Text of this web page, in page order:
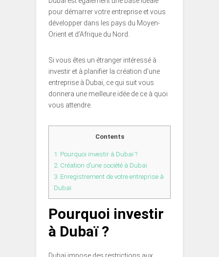
pour démarrer votre entreprise et vous
développer dans les pays du Moyen-
Orient et d’Afrique du Nord.
Si vous êtes un étranger intéressé à
investir et à planifier la création d’une
entreprise à Dubaï, ce qui suit vous
donnera une meilleure idée de ce à quoi
vous attendre.
Contents
1. Pourquoi investir à Dubaï ?
2. Création d’une société à Dubaï
3. Enregistrement de votre entreprise à
Dubaï
Pourquoi investir
à Dubaï ?